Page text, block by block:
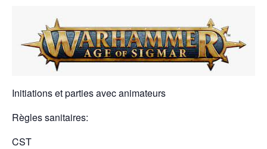
Initiations et parties avec animateurs
Règles sanitaires:
CST